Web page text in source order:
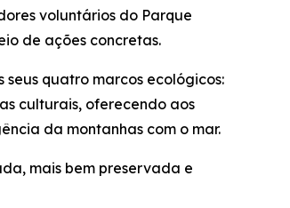
voluntários do Parque
de ações concretas.
quatro marcos ecológicos:
culturais, oferecendo aos
da montanhas com o mar.
mais bem preservada e